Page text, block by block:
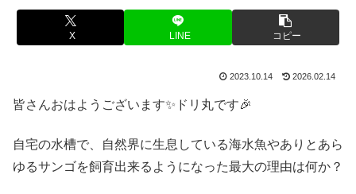
X LINE コピー
2023.10.14 2026.02.14
皆さんおはようございます✨ドリ丸です🎉
自宅の水槽で、自然界に生息している海水魚やありとあら
ゆるサンゴを飼育出来るようになった最大の理由は何か？